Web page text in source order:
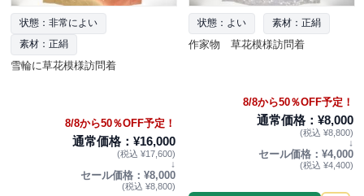
状態：非常によい
素材：正絹
雪輪に草花模様訪問着
8/8から50％OFF予定！
通常価格：¥16,000
(税込 ¥17,600)
↓
セール価格：¥8,000
(税込 ¥8,800)
状態：よい 素材：正絹
作家物 草花模様訪問着
8/8から50％OFF予定！
通常価格：¥8,000
(税込 ¥8,800)
↓
セール価格：¥4,000
(税込 ¥4,400)